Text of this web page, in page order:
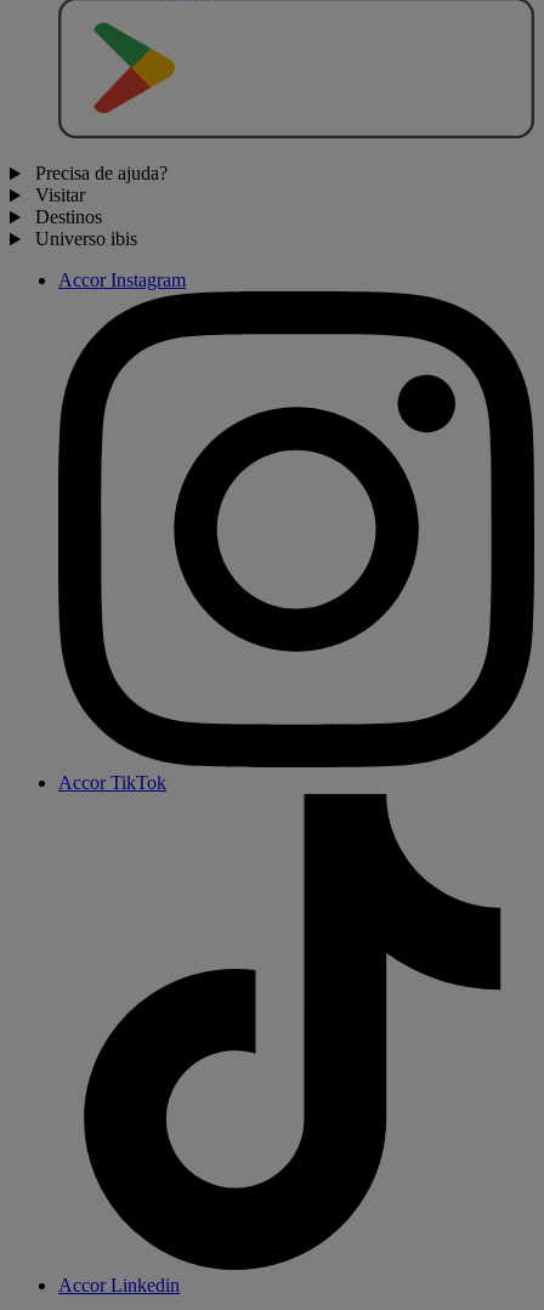
Precisa de ajuda?
Visitar
Destinos
Universo ibis
Accor Instagram
Accor TikTok
Accor Linkedin